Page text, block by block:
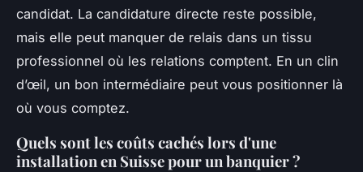
candidat. La candidature directe reste possible,
mais elle peut manquer de relais dans un tissu
professionnel où les relations comptent. En un clin
d’œil, un bon intermédiaire peut vous positionner là
où vous comptez.
Quels sont les coûts cachés lors d'une
installation en Suisse pour un banquier ?